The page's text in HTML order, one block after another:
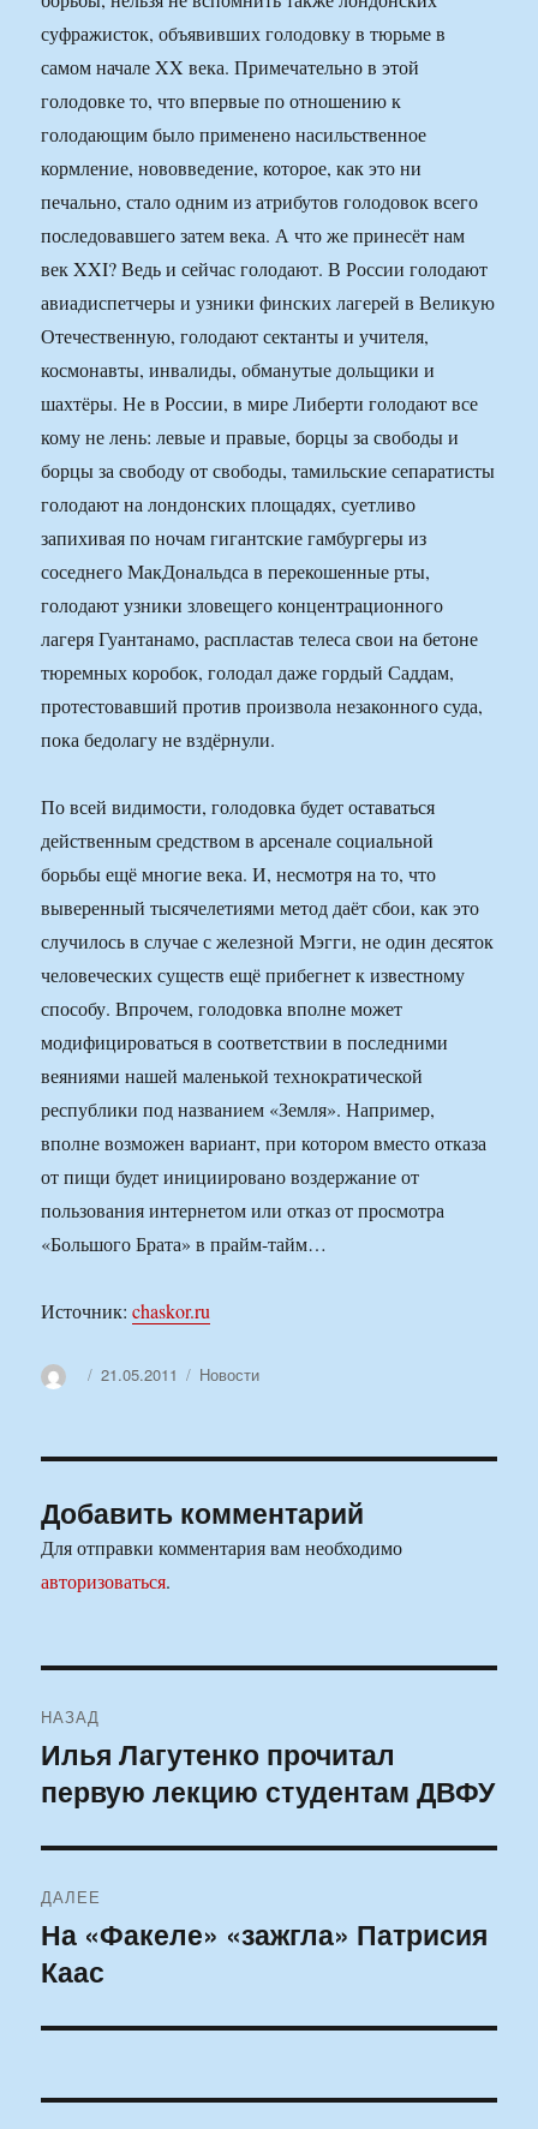
суфражисток, объявивших голодовку в тюрьме в
самом начале XX века. Примечательно в этой
голодовке то, что впервые по отношению к
голодающим было применено насильственное
кормление, нововведение, которое, как это ни
печально, стало одним из атрибутов голодовок всего
последовавшего затем века. А что же принесёт нам
век XXI? Ведь и сейчас голодают. В России голодают
авиадиспетчеры и узники финских лагерей в Великую
Отечественную, голодают сектанты и учителя,
космонавты, инвалиды, обманутые дольщики и
шахтёры. Не в России, в мире Либерти голодают все
кому не лень: левые и правые, борцы за свободы и
борцы за свободу от свободы, тамильские сепаратисты
голодают на лондонских площадях, суетливо
запихивая по ночам гигантские гамбургеры из
соседнего МакДональдса в перекошенные рты,
голодают узники зловещего концентрационного
лагеря Гуантанамо, распластав телеса свои на бетоне
тюремных коробок, голодал даже гордый Саддам,
протестовавший против произвола незаконного суда,
пока бедолагу не вздёрнули.
По всей видимости, голодовка будет оставаться
действенным средством в арсенале социальной
борьбы ещё многие века. И, несмотря на то, что
выверенный тысячелетиями метод даёт сбои, как это
случилось в случае с железной Мэгги, не один десяток
человеческих существ ещё прибегнет к известному
способу. Впрочем, голодовка вполне может
модифицироваться в соответствии в последними
веяниями нашей маленькой технократической
республики под названием «Земля». Например,
вполне возможен вариант, при котором вместо отказа
от пищи будет инициировано воздержание от
пользования интернетом или отказ от просмотра
«Большого Брата» в прайм-тайм…
Источник:chaskor.ru
АвторОпубликовано
21.05.2011 Рубрики
Новости
Добавить комментарий
Для отправки комментария вам необходимо
авторизоваться.
по
записям
НАЗАД
Предыдущая
запись:
Илья Лагутенко прочитал
первую лекцию студентам ДВФУ
ДАЛЕЕ
Следующая
запись:
На «Факеле» «зажгла» Патрисия
Каас